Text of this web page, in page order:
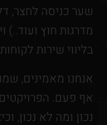
שער כניסה לחצר,
מדרגות חוץ ועוד..)
בליווי שירות
אנחנו מאמינים,
אף פעם.
נכון ומה לא נכון,